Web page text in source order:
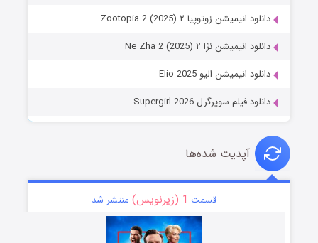
دانلود انیمیشن زوتوپیا ۲ Zootopia 2 (2025)
دانلود انیمیشن نژا ۲ Ne Zha 2 (2025)
دانلود انیمیشن الیو Elio 2025
دانلود فیلم سوپرگرل Supergirl 2026
آپدیت شده‌ها
قسمت 1 (زیرنویس) منتشر شد